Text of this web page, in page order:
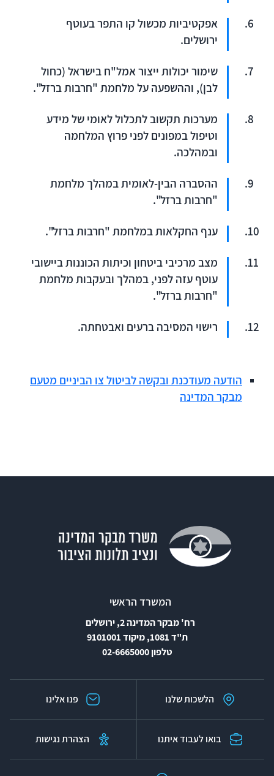
אפקטיביות מכשול קו התפר בעוטף
ירושלים.
שימור יכולות ייצור אמל"ח בישראל (כחול
לבן), וההשפעה על מלחמת "חרבות ברזל".
מערכות תקשוב לתכלול לאומי של מידע
וטיפול במפונים לפני פרוץ המלחמה
ובמהלכה.
ההסברה הבין-לאומית במהלך מלחמת
"חרבות ברזל".
ענף החקלאות במלחמת "חרבות ברזל".
מצב מרכיבי ביטחון וכיתות הכוננות ביישובי
עוטף עזה לפני, במהלך ובעקבות מלחמת
"חרבות ברזל".
רישוי המסיבה ברעים ואבטחתה.
הודעה מעודכנת ובקשה לביטול צו הביניים מטעם
מבקר המדינה​​
המשרד הראשי
רח' מבקר המדינה 2, ירושלים
ת"ד 1081, מיקוד 9101001
טלפון 02-6665000
הלשכות שלנו פנו אלינו
בואו לעבוד איתנו הצהרת נגישות